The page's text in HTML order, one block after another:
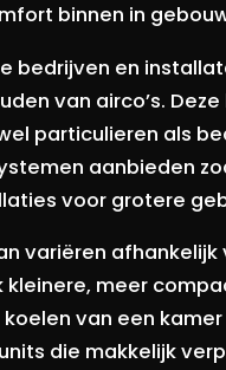
binnen in
bedrijven en
van airco’s.
particulieren als
aanbieden
voor grotere
variëren
kleinere, meer
van een
die makkelijk